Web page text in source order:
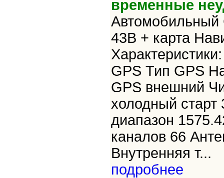
временные
Автомобильный
43B + карта
GPS Тип GPS
GPS внешний
холодный старт
диапазон
каналов 66
Внутренняя т...
подробнее